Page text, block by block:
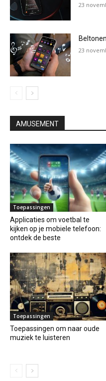
23
23
AMUSEMENT
Toepassingen
Applicaties om voetbal te
kijken op je mobiele telefoon:
ontdek de beste
Toepassingen
Toepassingen om naar oude
muziek te luisteren